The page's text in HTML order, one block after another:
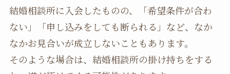
結婚相談所に入会したものの、「希望条件が合わ
ない」「申し込みをしても断られる」など、なか
なかお見合いが成立しないこともあります。
そのような場合は、結婚相談所の掛け持ちをする